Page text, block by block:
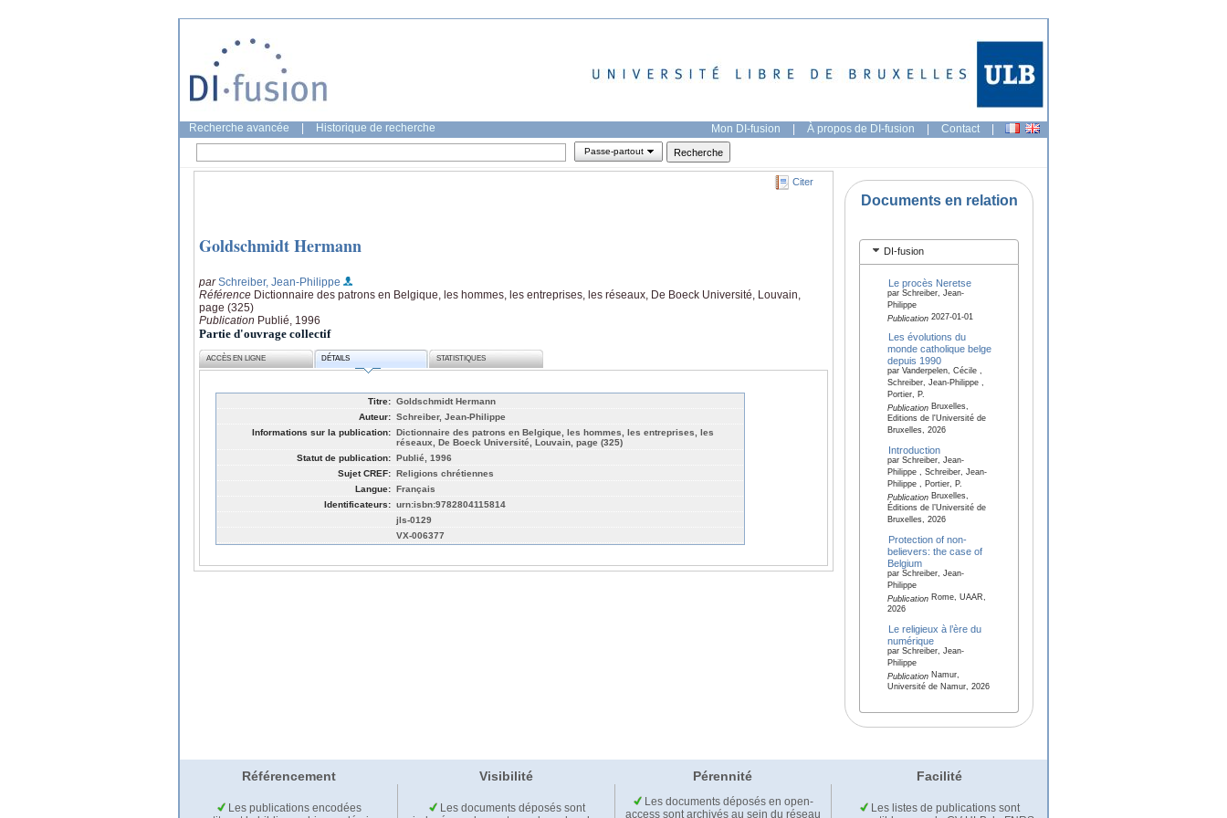
Recherche avancée Historique de recherche Mon DI-fusion | À propos de DI-fusion | Contact |
Passe-partout
Citer
Goldschmidt Hermann
parSchreiber, Jean-Philippe
Référence Dictionnaire des patrons en Belgique, les hommes, les entreprises, les réseaux, De Boeck Université, Louvain,
page (325)
Publication Publié, 1996
Partie d'ouvrage collectif
ACCÈS EN LIGNE DÉTAILS STATISTIQUES
Titre: Goldschmidt Hermann
Auteur: Schreiber, Jean-Philippe
Informations sur la publication: Dictionnaire des patrons en Belgique, les hommes, les entreprises, les
réseaux, De Boeck Université, Louvain, page (325)
Statut de publication: Publié, 1996
Sujet CREF: Religions chrétiennes
Langue: Français
Identificateurs: urn:isbn:9782804115814
jls-0129
VX-006377
Documents en relation
DI-fusion
Le procès Neretse
par Schreiber, Jean-
Philippe
Publication2027-01-01
Les évolutions du
monde catholique belge
depuis 1990
par Vanderpelen, Cécile ,
Schreiber, Jean-Philippe ,
Portier, P.
PublicationBruxelles,
Editions de l'Université de
Bruxelles, 2026
Introduction
par Schreiber, Jean-
Philippe , Schreiber, Jean-
Philippe , Portier, P.
PublicationBruxelles,
Éditions de l’Université de
Bruxelles, 2026
Protection of non-
believers: the case of
Belgium
par Schreiber, Jean-
Philippe
PublicationRome, UAAR,
2026
Le religieux à l’ère du
numérique
par Schreiber, Jean-
Philippe
PublicationNamur,
Université de Namur, 2026
Référencement Visibilité Pérennité Facilité
Les publications encodées
Les documents déposés sont
Les documents déposés en open-
access sont archivés au sein du réseau
Les listes de publications sont